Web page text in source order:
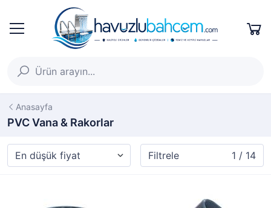
Anasayfa
PVC Vana & Rakorlar
Filtrele 1 / 14